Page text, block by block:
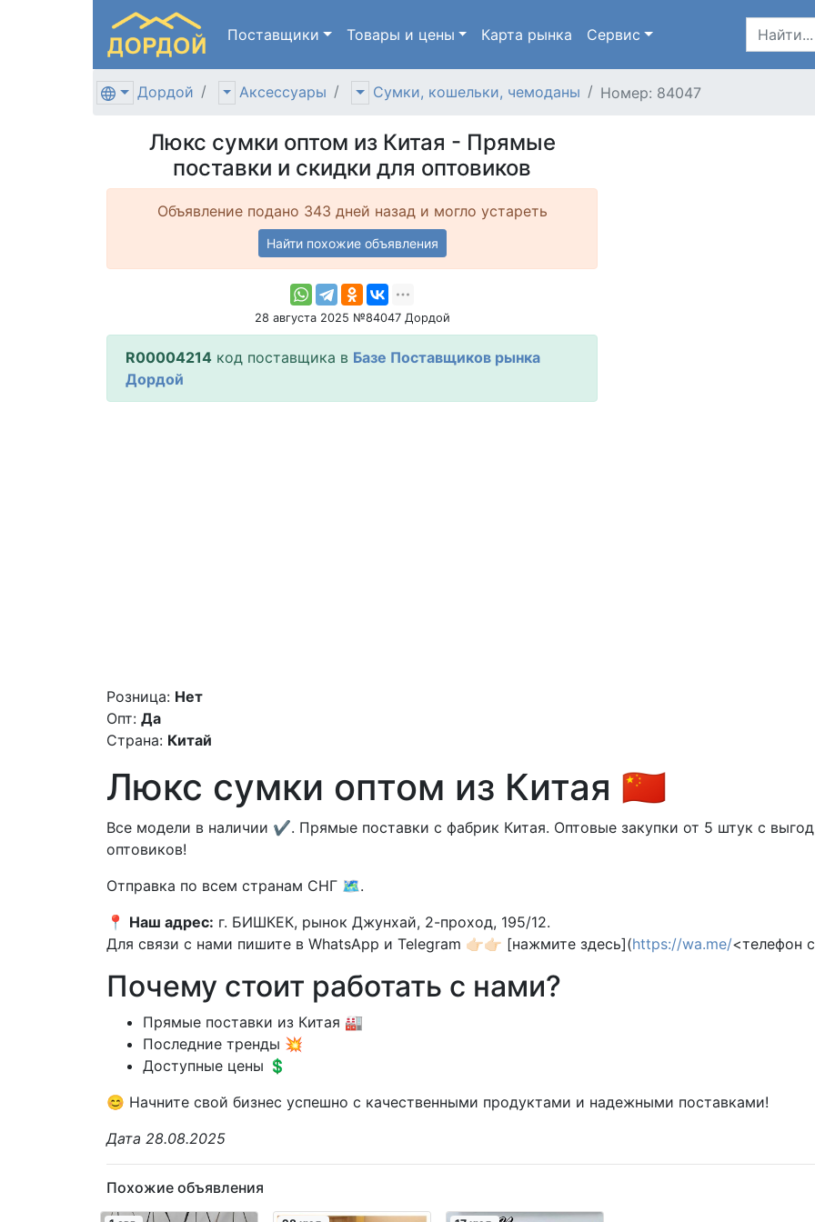
Поставщики Товары и цены Карта рынка Сервис
Дордой Аксессуары Сумки, кошельки, чемоданы Номер: 84047
Люкс сумки оптом из Китая - Прямые
поставки и скидки для оптовиков
Объявление подано 343 дней назад и могло устареть
Найти похожие объявления
28 августа 2025 №84047 Дордой
R00004214 код поставщика в Базе Поставщиков рынка
Дордой
Розница: Нет
Опт: Да
Страна: Китай
Люкс сумки оптом из Китая 🇨🇳
Все модели в наличии ✔️. Прямые поставки с фабрик Китая. Оптовые закупки от 5 штук с
оптовиков!
Отправка по всем странам СНГ 🗺️.
📍 Наш адрес: г. БИШКЕК, рынок Джунхай, 2-проход, 195/12.
Для связи с нами пишите в WhatsApp и Telegram 👉🏻👉🏻 [нажмите здесь](https://wa.me/<телефон
Почему стоит работать с нами?
Прямые поставки из Китая 🏭
Последние тренды 💥
Доступные цены 💲
😊 Начните свой бизнес успешно с качественными продуктами и надежными поставками!
Дата 28.08.2025
Похожие объявления